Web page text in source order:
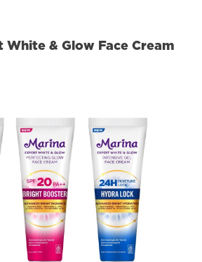
White & Glow Face Cream